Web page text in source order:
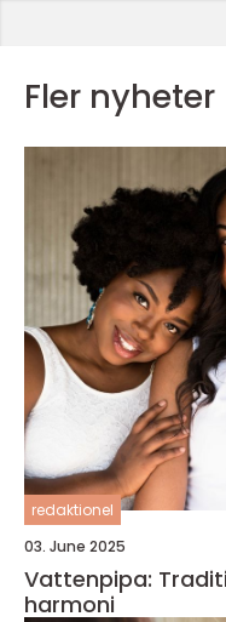
Fler nyheter
redaktionel
03. June 2025
Vattenpipa:
harmoni